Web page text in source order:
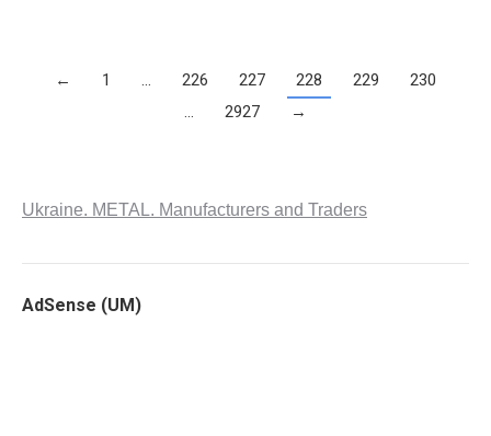
← 1 … 226 227 228 229
230
…
2927 →
Ukraine. METAL. Manufacturers and Traders
AdSense (UM)